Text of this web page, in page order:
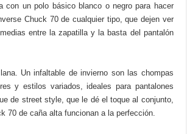
con un polo básico blanco o negro para hacer
Chuck 70 de cualquier tipo, que dejen ver
entre la zapatilla y la basta del pantalón
Un infaltable de invierno son las chompas
y estilos variados, ideales para pantalones
de street style, que le dé el toque al conjunto,
70 de caña alta funcionan a la perfección.